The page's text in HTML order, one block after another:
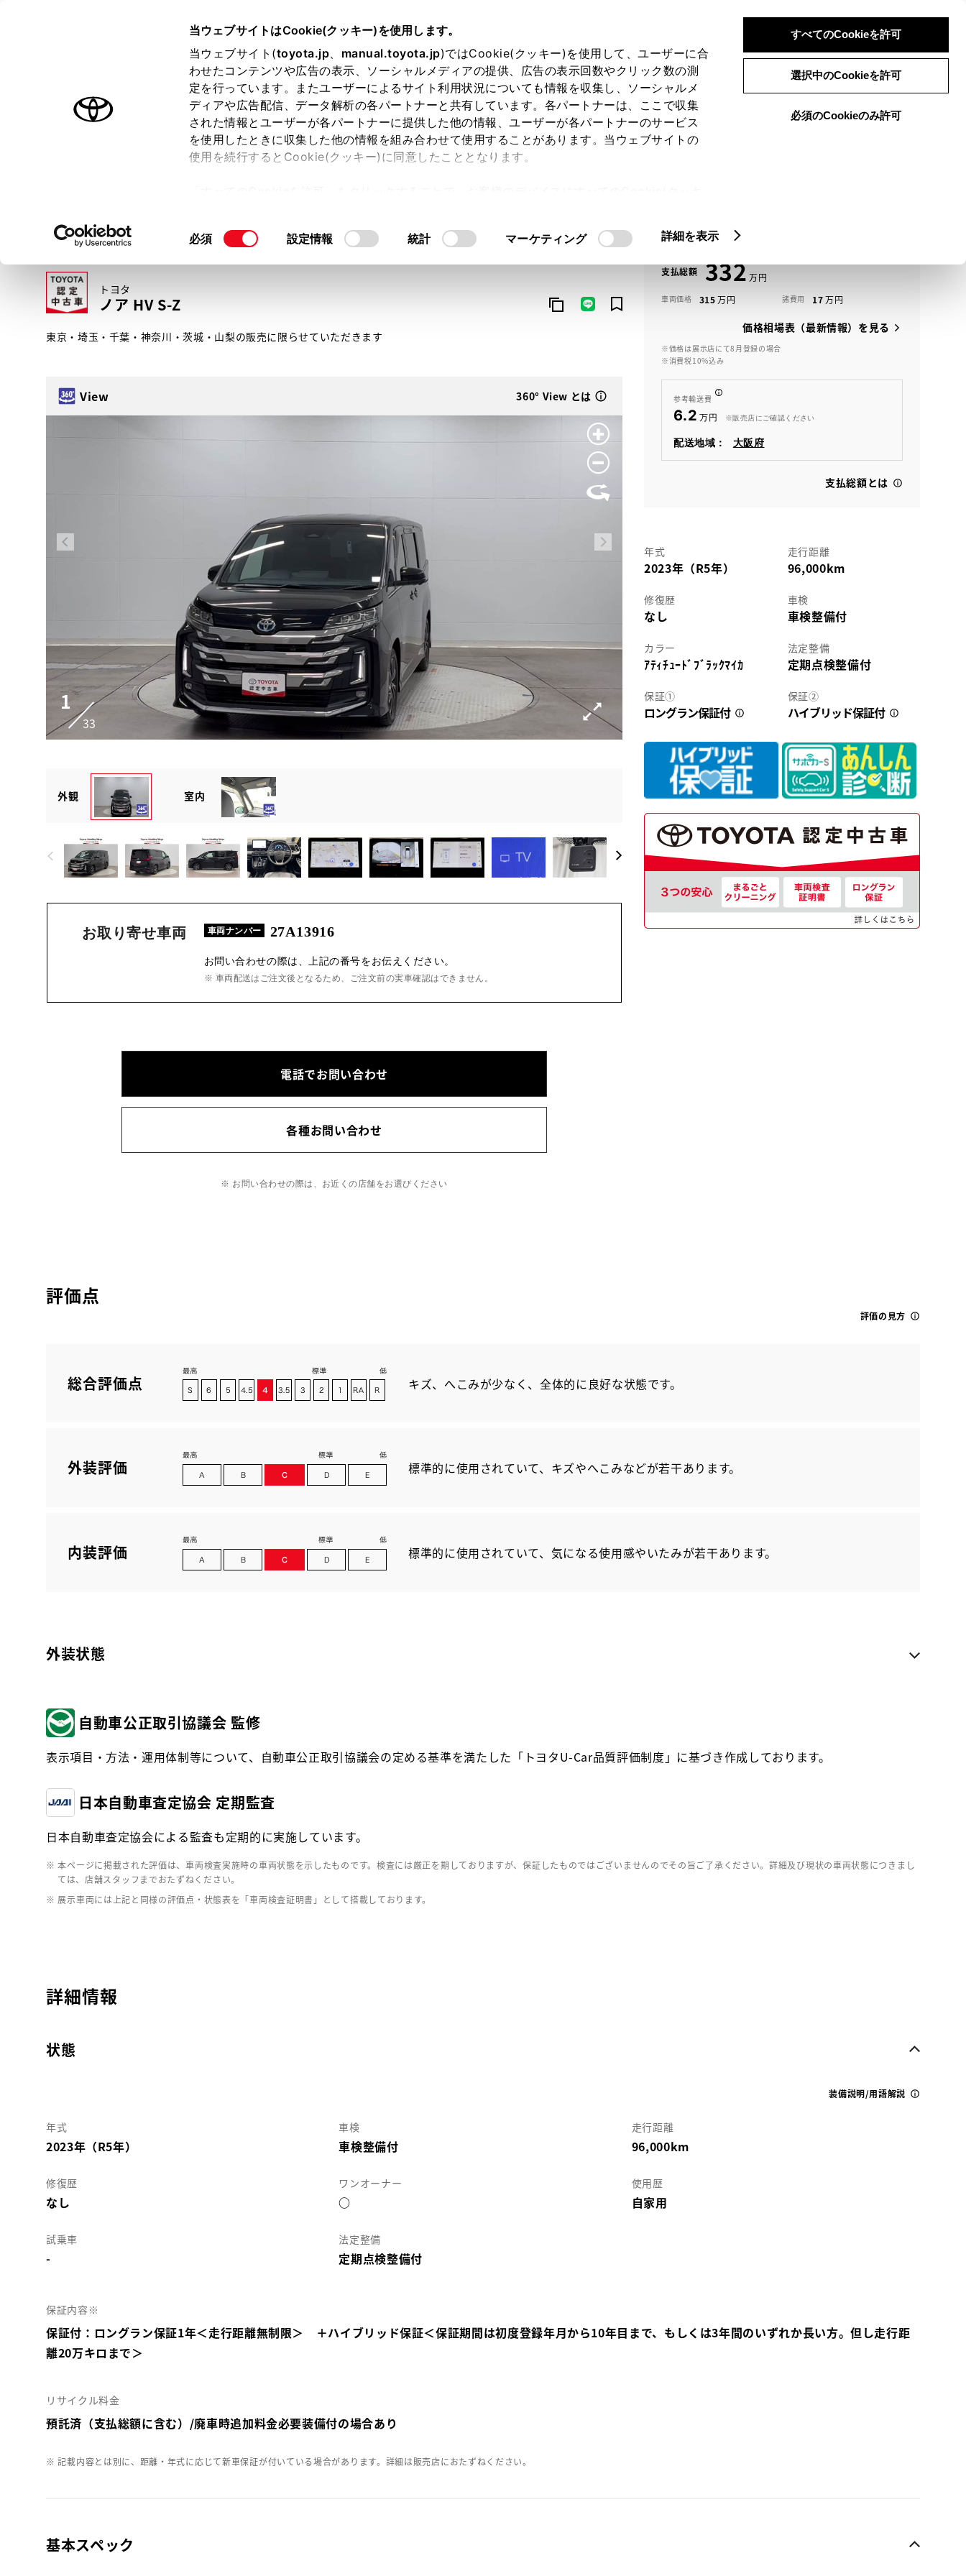
当ウェブサイトはCookie(クッキー)を使用します。
当ウェブサイト(toyota.jp、 manual.toyota.jp)ではCookie(クッキー)を使用して、ユーザーに合
わせたコンテンツや広告の表示、ソーシャルメディアの提供、広告の表示回数やクリック数の測
定を行っています。またユーザーによるサイト利用状況についても情報を収集し、ソーシャルメ
ディアや広告配信、データ解析の各パートナーと共有しています。各パートナーは、ここで収集
された情報とユーザーが各パートナーに提供した他の情報、ユーザーが各パートナーのサービス
を使用したときに収集した他の情報を組み合わせて使用することがあります。当ウェブサイトの
使用を続行するとCookie(クッキー)に同意したこととなります。
て」をご覧ください。
同
必須 設定情報 統計 マーケティング 詳細を表示
すべてのCookieを許可
選択中のCookieを許可
必須のCookieのみ許可
ログイン 検索 メニュー
オーナーサポート トピックス
トヨタ認定中古車 メニュー
トヨタ認定中古車の魅力 3つの買い方 オンライン購入お気に入り 保存した見積り
トヨタ
ノア HV S-Z
東京・埼玉・千葉・神奈川・茨城・山梨の販売に限らせていただきます
View 360° View とは
1
33
View
2
33
外観 室内
お取り寄せ車両 車両ナンバー 27A13916
お問い合わせの際は、上記の番号をお伝えください。
※ 車両配送はご注文後となるため、ご注文前の実車確認はできません。
電話でお問い合わせ
各種お問い合わせ
※ お問い合わせの際は、お近くの店舗をお選びください
支払総額 332
車両価格 315 諸費用 17
価格相場表（最新情報）を見る
※価格は展示店にて8月登録の場合
※消費税10%込み
参考輸送費
6.2 ※販売店にご確認ください
配送地域： 大阪府
支払総額とは
年式
2023年（R5年）
走行距離
96,000km
修復歴
なし
車検
車検整備付
カラー
ｱﾃｨﾁｭｰﾄﾞﾌﾞﾗｯｸﾏｲｶ
法定整備
定期点検整備付
保証①
ロングラン保証付
保証②
ハイブリッド保証付
評価点
評価の見方
総合評価点 キズ、へこみが少なく、全体的に良好な状態です。
外装評価 標準的に使用されていて、キズやへこみなどが若干あります。
内装評価 標準的に使用されていて、気になる使用感やいたみが若干あります。
外装状態
自動車公正取引協議会 監修
表示項目・方法・運用体制等について、自動車公正取引協議会の定める基準を満たした「トヨタU-Car品質評価制度」に基づき作成しております。
日本自動車査定協会 定期監査
日本自動車査定協会による監査も定期的に実施しています。
※ 本ページに掲載された評価は、車両検査実施時の車両状態を示したものです。検査には厳正を期しておりますが、保証したものではございませんのでその旨ご了承ください。詳細及び現状の車両状態につきまし
ては、店舗スタッフまでおたずねください。
※ 展示車両には上記と同様の評価点・状態表を「車両検査証明書」として搭載しております。
詳細情報
状態
装備説明/用語解説
年式
2023年（R5年）
車検
車検整備付
走行距離
96,000km
修復歴
なし
ワンオーナー
○
使用歴
自家用
試乗車
-
法定整備
定期点検整備付
保証内容※
保証付：ロングラン保証1年＜走行距離無制限＞ ＋ハイブリッド保証＜保証期間は初度登録年月から10年目まで、もしくは3年間のいずれか長い方。但し走行距
離20万キロまで＞
リサイクル料金
預託済（支払総額に含む）/廃車時追加料金必要装備付の場合あり
※ 記載内容とは別に、距離・年式に応じて新車保証が付いている場合があります。詳細は販売店におたずねください。
基本スペック